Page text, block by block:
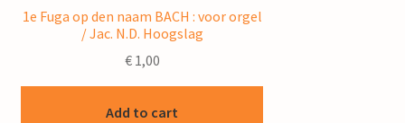
1e Fuga op den naam BACH : voor orgel
/ Jac. N.D. Hoogslag
€1,00
Add to cart